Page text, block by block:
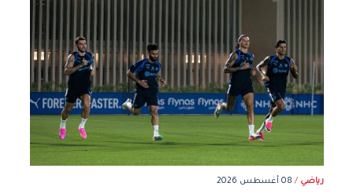
رياضي / 08 أغسطس 2026